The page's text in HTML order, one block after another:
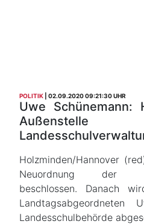
POLITIK 02.09.2020 09:21:30 UHR
Uwe Schünemann:
Holzminden/Hannover
Neuordnung der
beschlossen. Danach
Landtagsabgeordneten
Landesschulbehörde